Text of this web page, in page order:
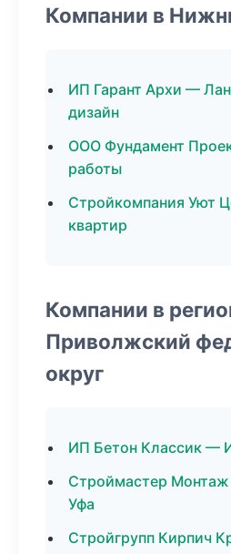
Компании в
ИП Гарант Архи —
дизайн
ООО Фундамент
работы
Стройкомпания Уют
квартир
Компании в
Приволжский
округ
ИП Бетон Классик —
Строймастер
Уфа
Стройгрупп Кирпич